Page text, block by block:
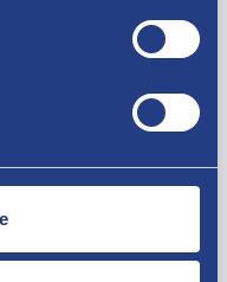
60 dnů od
náhradu.